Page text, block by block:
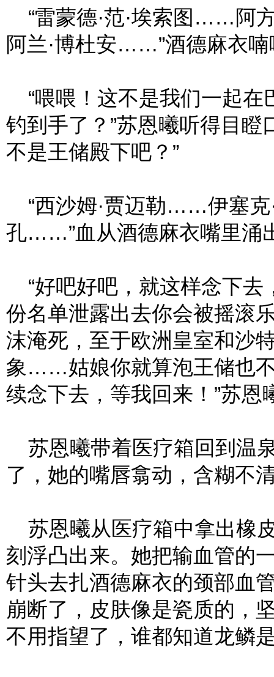
“雷蒙德·范·埃索图……
阿兰·博杜安……”酒德麻衣
“喂喂！这不是我们一起在
钓到手了？”苏恩曦听得目瞪
不是王储殿下吧？”
“西沙姆·贾迈勒……伊塞
孔……”血从酒德麻衣嘴里涌
“好吧好吧，就这样念下
份名单泄露出去你会被摇滚
沫淹死，至于欧洲皇室和沙
象……姑娘你就算泡王储也
续念下去，等我回来！”苏恩
苏恩曦带着医疗箱回到温
了，她的嘴唇翕动，含糊不
苏恩曦从医疗箱中拿出橡
刻浮凸出来。她把输血管的
针头去扎酒德麻衣的颈部血
崩断了，皮肤像是瓷质的，
不用指望了，谁都知道龙鳞